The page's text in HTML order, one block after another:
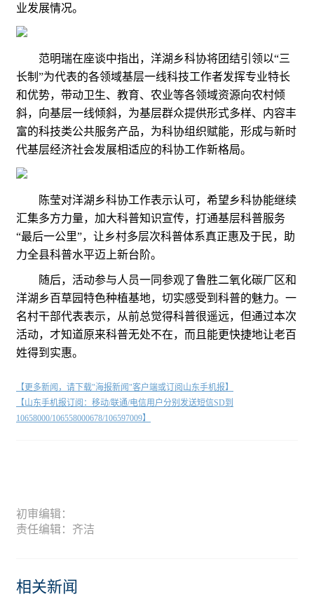
业发展情况。
范明瑞在座谈中指出，洋湖乡科协将团结引领以“三
长制”为代表的各领域基层一线科技工作者发挥专业特长
和优势，带动卫生、教育、农业等各领域资源向农村倾
斜，向基层一线倾斜，为基层群众提供形式多样、内容丰
富的科技类公共服务产品，为科协组织赋能，形成与新时
代基层经济社会发展相适应的科协工作新格局。
陈莹对洋湖乡科协工作表示认可，希望乡科协能继续
汇集多方力量，加大科普知识宣传，打通基层科普服务
“最后一公里”，让乡村多层次科普体系真正惠及于民，助
力全县科普水平迈上新台阶。
随后，活动参与人员一同参观了鲁胜二氧化碳厂区和
洋湖乡百草园特色种植基地，切实感受到科普的魅力。一
名村干部代表表示，从前总觉得科普很遥远，但通过本次
活动，才知道原来科普无处不在，而且能更快捷地让老百
姓得到实惠。
【更多新闻，请下载"海报新闻"客户端或订阅山东手机报】
【山东手机报订阅：移动/联通/电信用户分别发送短信SD到
10658000/106558000678/106597009】
初审编辑：
责任编辑：齐洁
相关新闻